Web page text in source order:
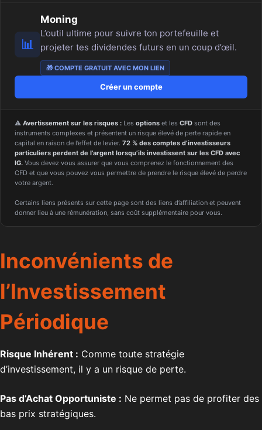
📊
Moning
L’outil ultime pour suivre ton portefeuille et
projeter tes dividendes futurs en un coup d’œil.
🎁 COMPTE GRATUIT AVEC MON LIEN
Créer un compte
⚠️ Avertissement sur les risques : Les options et les CFD sont des
instruments complexes et présentent un risque élevé de perte rapide en
capital en raison de l’effet de levier. 72 % des comptes d’investisseurs
particuliers perdent de l’argent lorsqu’ils investissent sur les CFD avec
IG. Vous devez vous assurer que vous comprenez le fonctionnement des
CFD et que vous pouvez vous permettre de prendre le risque élevé de perdre
votre argent.
Certains liens présents sur cette page sont des liens d’affiliation et peuvent
donner lieu à une rémunération, sans coût supplémentaire pour vous.
Inconvénients de
l’Investissement
Périodique
Risque Inhérent : Comme toute stratégie
d’investissement, il y a un risque de perte.
Pas d’Achat Opportuniste : Ne permet pas de profiter des
bas prix stratégiques.